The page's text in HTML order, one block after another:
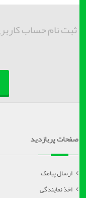
ثبت نام حساب کاربری
صفحات پربازدید
ارسال پیامک
اخذ نمایندگی